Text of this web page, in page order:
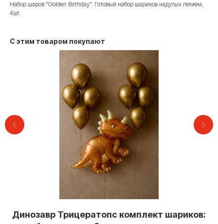
Набор шаров "Golden Birthday". Готовый набор шариков надутых гелием,
4шт.
С этим товаром покупают
Динозавр Трицератопс комплект шариков: